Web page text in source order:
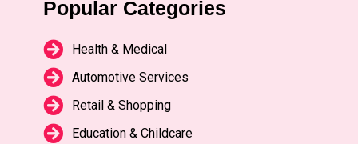
Popular Categories
Health & Medical
Automotive Services
Retail & Shopping
Education & Childcare